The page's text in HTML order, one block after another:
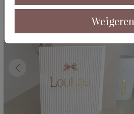
Weigeren